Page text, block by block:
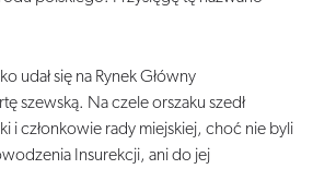
udał się na Rynek Główny
szewską. Na czele orszaku szedł
i członkowie rady miejskiej, choć nie byli
Insurekcji, ani do jej